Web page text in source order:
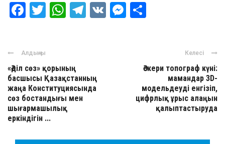
Facebook
Twitter
WhatsApp
Telegram
VK Messenger
Алдыңғы
«Әділ сөз» қорының
басшысы Қазақстанның
жаңа Конституциясында
сөз бостандығы мен
шығармашылық
еркіндігін ...
Келесі
Әскери топограф күні:
мамандар 3D-
модельдеуді енгізіп,
цифрлық ұрыс алаңын
қалыптастыруда